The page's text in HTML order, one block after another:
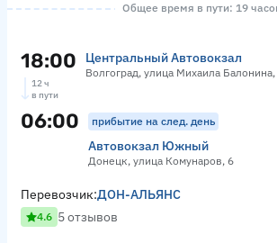
Общее время в пути: 19
18:00 Центральный Автовокзал
Волгоград, улица Михаила
12 ч
в пути
06:00 прибытие на след. день
Автовокзал Южный
Донецк, улица Комунаров, 6
Перевозчик:ДОН-АЛЬЯНС
4.6 5 отзывов